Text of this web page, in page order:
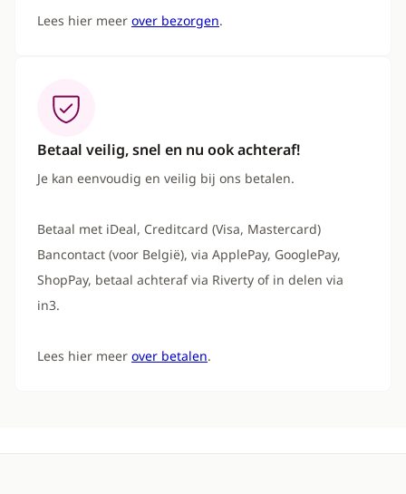
Lees hier meer over bezorgen.
Betaal veilig, snel en nu ook achteraf!
Je kan eenvoudig en veilig bij ons betalen.
Betaal met iDeal, Creditcard (Visa, Mastercard)
Bancontact (voor België), via ApplePay, GooglePay,
ShopPay, betaal achteraf via Riverty of in delen via
in3.
Lees hier meer over betalen.